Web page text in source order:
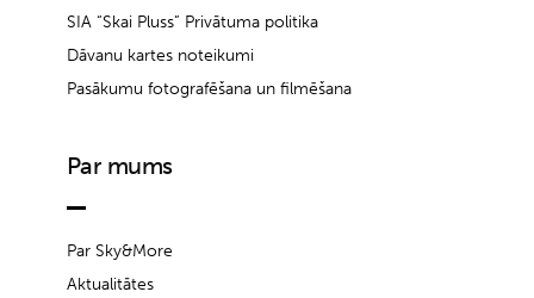
SIA “Skai Pluss” Privātuma politika
Dāvanu kartes noteikumi
Pasākumu fotografēšana un filmēšana
Par mums
Par Sky&More
Aktualitātes